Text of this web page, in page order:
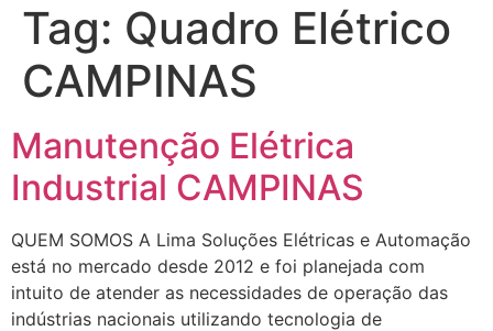
Tag: Quadro Elétrico
CAMPINAS
Manutenção Elétrica
Industrial CAMPINAS
QUEM SOMOS A Lima Soluções Elétricas e Automação
está no mercado desde 2012 e foi planejada com
intuito de atender as necessidades de operação das
indústrias nacionais utilizando tecnologia de